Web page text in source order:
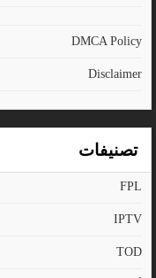
DMCA Policy
Disclaimer
تصنيفات
FPL
IPTV
TOD